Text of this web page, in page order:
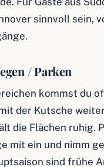
sinnvoll sein,
/ Parken
kommst du
der Kutsche
die Flächen ruhig.
mit ein und nimm
sind frühe